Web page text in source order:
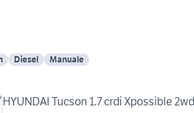
Diesel
Manuale
HYUNDAI Tucson 1.7 crdi Xpossible